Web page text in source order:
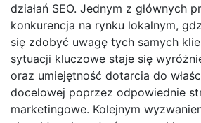
działań SEO. Jednym z głównych
konkurencja na rynku lokalnym,
się zdobyć uwagę tych samych
sytuacji kluczowe staje się
oraz umiejętność dotarcia do
docelowej poprzez odpowiednie
marketingowe. Kolejnym